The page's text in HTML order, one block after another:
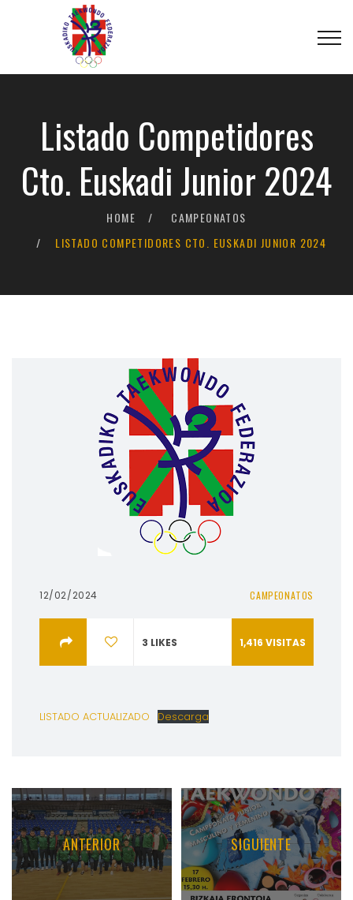
Listado Competidores
Cto. Euskadi Junior 2024
HOME
CAMPEONATOS
LISTADO COMPETIDORES CTO. EUSKADI JUNIOR 2024
12/02/2024 CAMPEONATOS
3 LIKES 1,416 VISITAS
LISTADO ACTUALIZADO Descarga
ANTERIOR SIGUIENTE